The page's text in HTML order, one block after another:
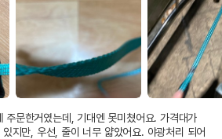
주문한거였는데, 기대엔 못미쳤어요. 가격대가
지만, 우선, 줄이 너무 얇았어요. 야광처리 되어